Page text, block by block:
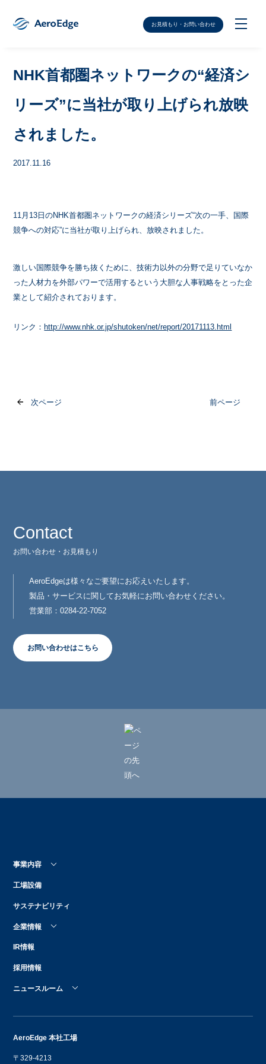
お見積もり・お問い合わせ
NHK首都圏ネットワークの“経済シ
リーズ”に当社が取り上げられ放映
されました。
2017.11.16
11月13日のNHK首都圏ネットワークの経済シリーズ“次の一手、国際
競争への対応”に当社が取り上げられ、放映されました。
激しい国際競争を勝ち抜くために、技術力以外の分野で足りていなか
った人材力を外部パワーで活用するという大胆な人事戦略をとった企
業として紹介されております。
リンク： http://www.nhk.or.jp/shutoken/net/report/20171113.html
前ページ
次ページ
Contact
お問い合わせ・お見積もり
AeroEdgeは様々なご要望にお応えいたします。
製品・サービスに関してお気軽にお問い合わせください。
営業部：0284-22-7052
お問い合わせはこちら
事業内容
工場設備
サステナビリティ
企業情報
IR情報
採用情報
ニュースルーム
AeroEdge 本社工場
〒329-4213